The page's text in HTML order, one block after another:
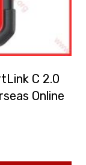
C 2.0
Online